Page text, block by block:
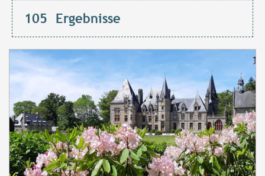
105 Ergebnisse